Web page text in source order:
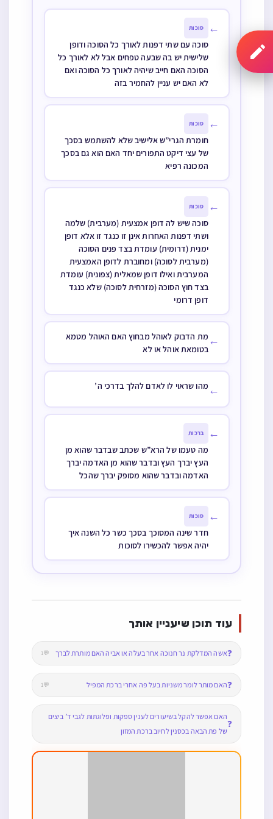
הסוכה האם
← סוכות
סוכה עם שתי דפנות לאורך כל הסוכה ודופן
שלישית יש בה שבעה טפחים אבל לא לאורך כל
הסוכה האם חייב שיהיה לאורך כל הסוכה ואם
לא האם יש עניין להחמיר בזה
← סוכות
חומרת הגרי”ש אלישיב שלא להשתמש בסכך
של עצי דיקט התפורים יחד האם הוא גם בסכך
המכונה רפיא
← סוכות
סוכה שיש לה דופן אמצעית (מערבית) שלמה
ושתי דפנות האחרות אינן זו כנגד זו אלא דופן
ימנית (דרומית) עומדת בצד פנים הסוכה
(מערבית לסוכה) ומחוברת לדופן האמצעית
המערבית ואילו דופן שמאלית (צפונית) עומדת
בצד חוץ הסוכה (מזרחית לסוכה) שלא כנגד
דופן דרומי
← מת הדבוק לאוהל מבחוץ האם האוהל מטמא
בטומאת אוהל או לא
← מהו שראוי לו לאדם להלך בדרכי ה’
← ברכות
מה טעמו של הרא”ש שכתב שבדבר שהוא מן
העץ יברך העץ ובדבר שהוא מן האדמה יברך
האדמה ובדבר שהוא מסופק יברך שהכל
← סוכות
חדר שינה המסוכך בסכך כשר כל השנה איך
יהיה אפשר להכשירו לסוכות
עוד תוכן שיעניין אותך
❓אשה המדלקת נר חנוכה אחר בעלה או אביה האם מותרת לברך 💬1
❓האם מותר לומר משניות בעל פה אחרי ברכת המפיל 💬1
❓
האם אפשר להקל בשיעורים לענין ספקות ופלוגתות לגבי ד’ ביצים
של פת הבאה בכסנין לחיוב ברכת המזון